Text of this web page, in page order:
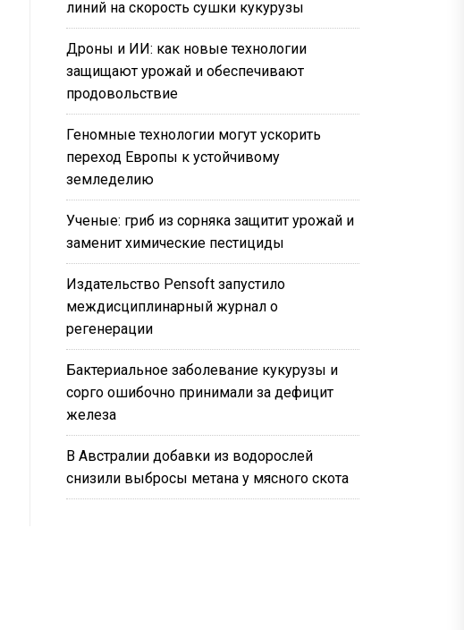
линий на скорость сушки кукурузы
Дроны и ИИ: как новые технологии
защищают урожай и обеспечивают
продовольствие
Геномные технологии могут ускорить
переход Европы к устойчивому
земледелию
Ученые: гриб из сорняка защитит урожай и
заменит химические пестициды
Издательство Pensoft запустило
междисциплинарный журнал о
регенерации
Бактериальное заболевание кукурузы и
сорго ошибочно принимали за дефицит
железа
В Австралии добавки из водорослей
снизили выбросы метана у мясного скота